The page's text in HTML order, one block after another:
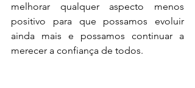
melhorar qualquer aspecto menos
positivo para que possamos evoluir
ainda mais e possamos continuar a
merecer a confiança de todos.